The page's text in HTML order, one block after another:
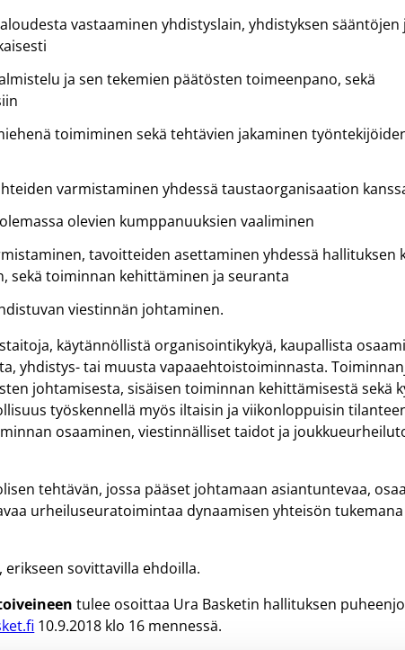
vastaaminen yhdistyslain, yhdistyksen sääntöjen
ja sen tekemien päätösten toimeenpano, sekä
toimiminen sekä tehtävien jakaminen
varmistaminen yhdessä taustaorganisaation
olevien kumppanuuksien vaaliminen
tavoitteiden asettaminen yhdessä hallituksen
sekä toiminnan kehittäminen ja seuranta
viestinnän johtaminen.
käytännöllistä organisointikykyä, kaupallista
yhdistys- tai muusta vapaaehtoistoiminnasta.
johtamisesta, sisäisen toiminnan kehittämisestä sekä
työskennellä myös iltaisin ja viikonloppuisin
osaaminen, viestinnälliset taidot ja
tehtävän, jossa pääset johtamaan asiantuntevaa,
urheiluseuratoimintaa dynaamisen yhteisön tukemana
sovittavilla ehdoilla.
tulee osoittaa Ura Basketin hallituksen
10.9.2018 klo 16 mennessä.